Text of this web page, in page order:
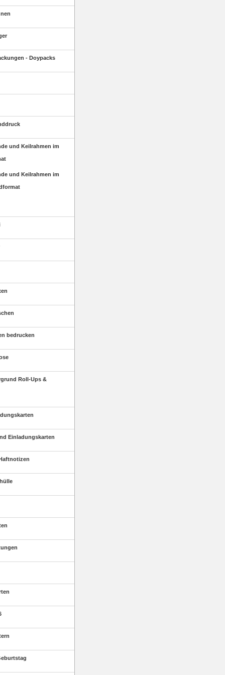
- Doypacks
und Keilrahmen im
und Keilrahmen im
bedrucken
Roll-Ups &
Einladungskarten